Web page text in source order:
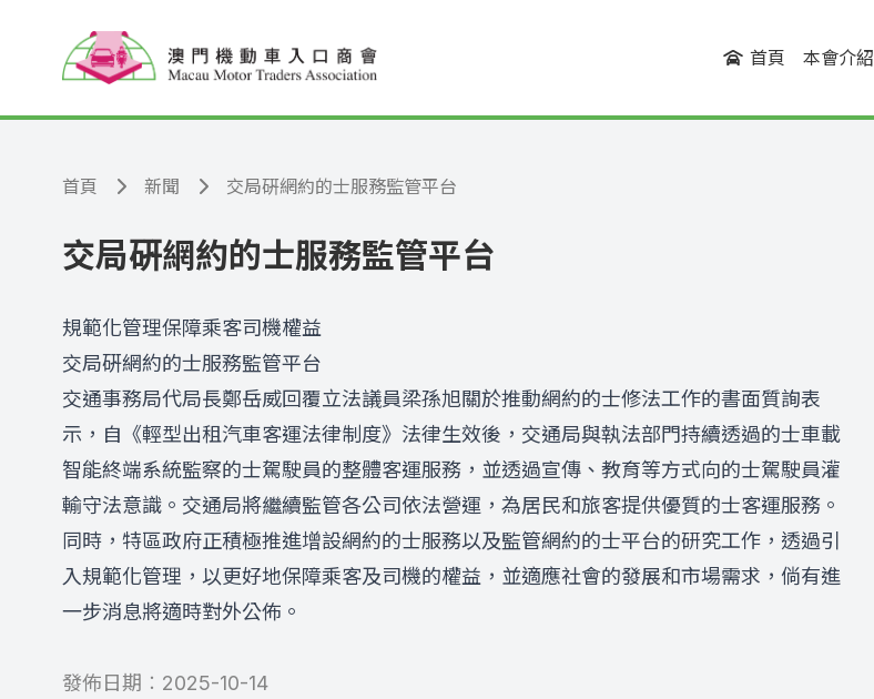
首頁 本會介紹
首頁 新聞 交局硏網約的士服務監管平台
交局硏網約的士服務監管平台
規範化管理保障乘客司機權益
交局硏網約的士服務監管平台
交通事務局代局長鄭岳威回覆立法議員梁孫旭關於推動網約的士修法工作的書面質詢表
示，自《輕型出租汽車客運法律制度》法律生效後，交通局與執法部門持續透過的士車載
智能終端系統監察的士駕駛員的整體客運服務，並透過宣傳、教育等方式向的士駕駛員灌
輸守法意識。交通局將繼續監管各公司依法營運，為居民和旅客提供優質的士客運服務。
同時，特區政府正積極推進增設網約的士服務以及監管網約的士平台的研究工作，透過引
入規範化管理，以更好地保障乘客及司機的權益，並適應社會的發展和市場需求，倘有進
一步消息將適時對外公佈。
發佈日期︰ 2025-10-14